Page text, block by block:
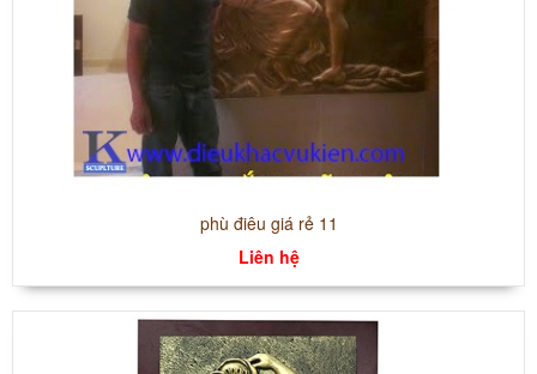
phù điêu giá rẻ 11
Liên hệ